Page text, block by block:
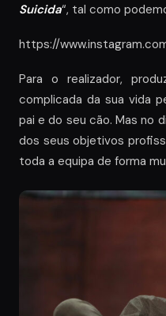
Suicida“, tal como
https://
Para o realizador,
complicada da sua vida
pai e do seu cão. Mas no
dos seus objetivos
toda a equipa de forma